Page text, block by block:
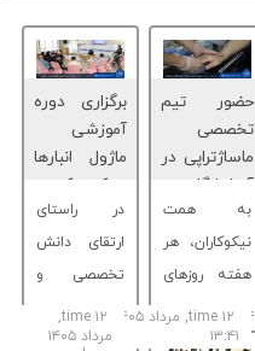
حضور تیم
تخصصی
ماساژتراپی در
آسایشگاه
کهریزک
به همت
نیکوکاران، هر
هفته روزهای
پنجشنبه، در
بخش ‌های
time ۱۲, مرداد ۱۴۰۵ per hour
۱۳:۴۱
برگزاری دوره
آموزشی
ماژول انبارها
در کهریزک
در راستای
ارتقای دانش
تخصصی و
یکپارچه ‌سازی
فرآیند های
time ۱۲,
مرداد ۱۴۰۵